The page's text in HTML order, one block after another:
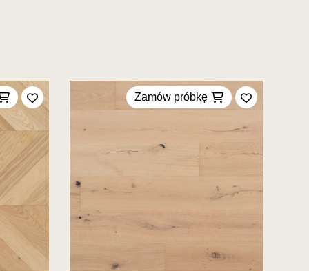
Dodaj do ulubionych
Zamów próbkę
Dodaj do